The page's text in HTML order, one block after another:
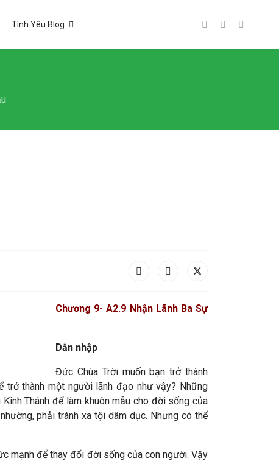
Tình Yêu Blog
Chương 9- A2.9 Nhận Lãnh Ba Sự
Dẫn nhập
Đức Chúa Trời muốn bạn trở thành
trở thành một người lãnh đạo như vậy? Những
Thánh để làm khuôn mẫu cho đời sống của
phải tránh xa tội dâm dục. Nhưng có thể
mạnh để thay đổi đời sống của con người. Vậy